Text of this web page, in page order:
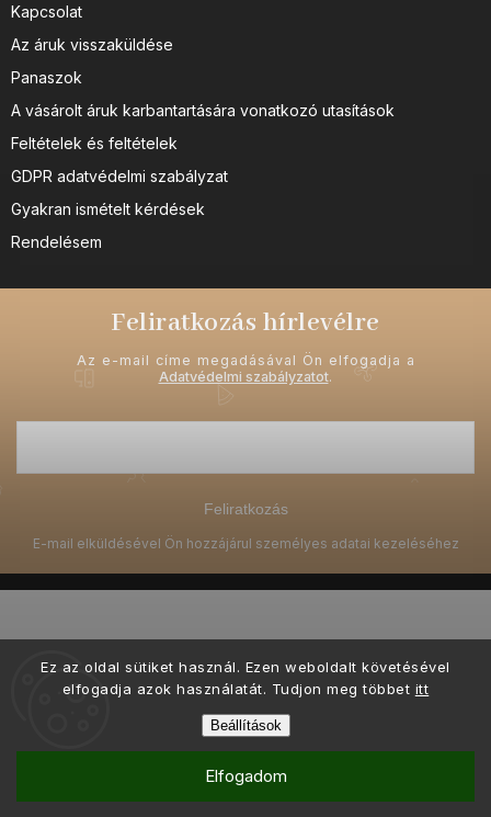
Ez az oldal sütiket használ. Ezen weboldalt követésével
elfogadja azok használatát. Tudjon meg többet itt
Beállítások
Elfogadom
Kapcsolat
Az áruk visszaküldése
Panaszok
A vásárolt áruk karbantartására vonatkozó utasítások
Feltételek és feltételek
GDPR adatvédelmi szabályzat
Gyakran ismételt kérdések
Rendelésem
Feliratkozás hírlevélre
Az e-mail címe megadásával Ön elfogadja a
Adatvédelmi szabályzatot.
Feliratkozás
Shoptet készítette
Copyright 2026Ellami.hu. Minden jog fenntartva.
Grafický návrh vytvořil a nakódoval